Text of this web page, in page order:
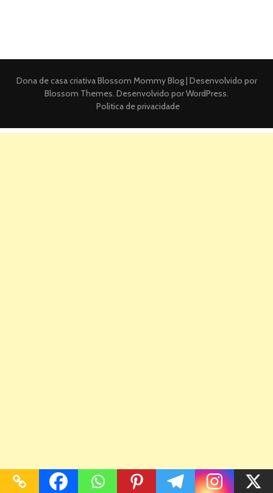
Dona de casa criativaBlossom Mommy Blog | Desenvolvido por
Blossom Themes . Desenvolvido porWordPress
Politica de privacidade